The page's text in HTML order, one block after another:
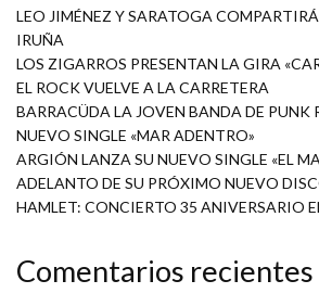
LEO JIMÉNEZ Y SARATOGA
IRUÑA
LOS ZIGARROS PRESENTAN LA GIRA
EL ROCK VUELVE A LA CARRETERA
BARRACÜDA LA JOVEN BANDA DE PUNK
NUEVO SINGLE «MAR ADENTRO»
ARGIÓN LANZA SU NUEVO SINGLE «EL
ADELANTO DE SU PRÓXIMO NUEVO
HAMLET: CONCIERTO 35 ANIVERSARIO
Comentarios recientes